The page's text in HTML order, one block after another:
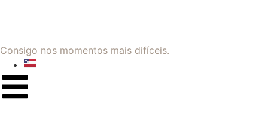
Consigo nos momentos mais difíceis.